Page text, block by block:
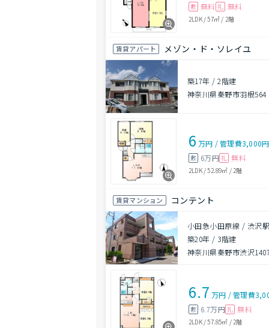
敷 無料 礼 無料
2LDK/57㎡ / 2階
賃貸アパート メゾン・ド・ソレイユ
築17年 /2階建
神奈川県秦野市羽根564
6 万円 /管理費3,000円
敷 6万円 礼 無料
2LDK/52.89㎡ / 2階
賃貸マンション コンテント
小田急小田原線 / 渋沢
築20年 / 3階建
神奈川県秦野市渋沢
6.7 万円 /管理費
敷 6.7万円 礼 無料
2LDK/57.85㎡ / 2階